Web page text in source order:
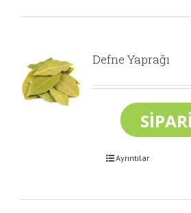
Defne Yaprağı
Ayrıntılar